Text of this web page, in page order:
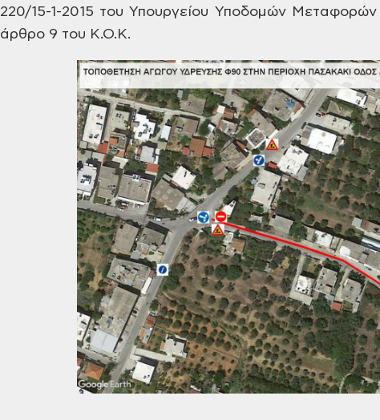
220/15-1-2015 του Υπουργείου ΥποδομώνΜεταφορών
άρθρο 9 του Κ.Ο.Κ.